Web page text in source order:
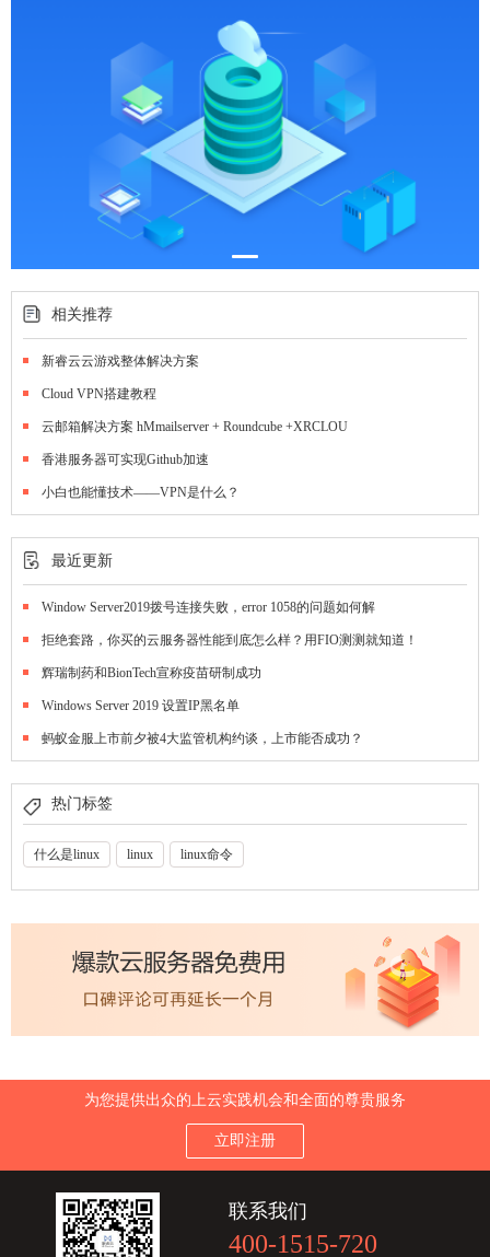
相关推荐
新睿云云游戏整体解决方案
Cloud VPN搭建教程
云邮箱解决方案 hMmailserver + Roundcube +XRCLOU
香港服务器可实现Github加速
小白也能懂技术——VPN是什么？
最近更新
Window Server2019拨号连接失败，error 1058的问题如何解
拒绝套路，你买的云服务器性能到底怎么样？用FIO测测就知道！
辉瑞制药和BionTech宣称疫苗研制成功
Windows Server 2019 设置IP黑名单
蚂蚁金服上市前夕被4大监管机构约谈，上市能否成功？
热门标签
什么是linux linux linux命令
为您提供出众的上云实践机会和全面的尊贵服务
立即注册
联系我们
400-1515-720